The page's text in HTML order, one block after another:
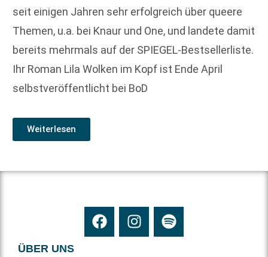
seit einigen Jahren sehr erfolgreich über queere
Themen, u.a. bei Knaur und One, und landete damit
bereits mehrmals auf der SPIEGEL-Bestsellerliste.
Ihr Roman Lila Wolken im Kopf ist Ende April
selbstveröffentlicht bei BoD
Weiterlesen
ÜBER UNS